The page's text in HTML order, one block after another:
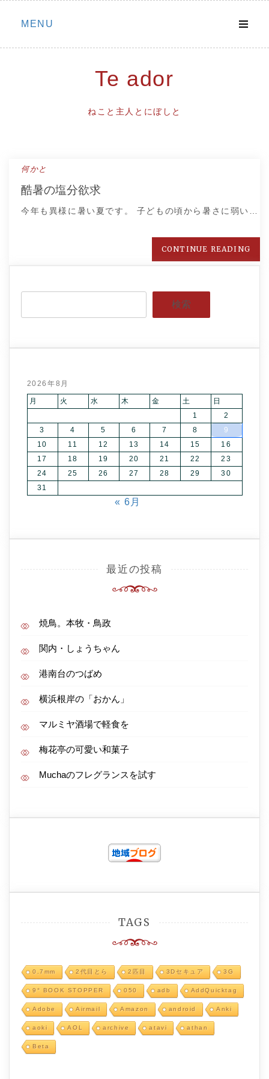
Skip
MENU
Te ador
ねこと主人とにぼしと
何かと
酷暑の塩分欲求
今年も異様に暑い夏です。 子どもの頃から暑さに弱い…
CONTINUE READING
検索
2026年8月
月 火 水 木 金 土
日
1
2
3
4 5 6 7 8
9
10
11 12 13 14 15
16
17
18 19 20 21 22
23
24
25 26 27 28 29
30
31
« 6月
最近の投稿
焼鳥。本牧・鳥政
関内・しょうちゃん
港南台のつばめ
横浜根岸の「おかん」
マルミヤ酒場で軽食を
梅花亭の可愛い和菓子
Muchaのフレグランスを試す
TAGS
0.7mm 2代目とら 2匹目 3Dセキュア 3G
9° BOOK STOPPER 050 adb AddQuicktag
Adobe Airmail Amazon android Anki
aoki AOL archive atavi athan
Beta